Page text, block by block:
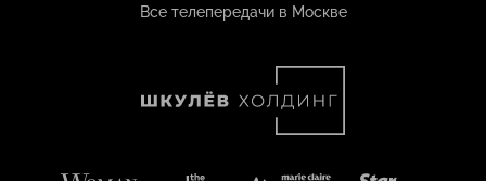
Все телепередачи в Москве